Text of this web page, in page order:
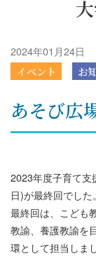
2024年01月24日
イベント
お
あそび広
2023年度子育て支
日)が最終回でした。
最終回は、こども
教諭、養護教諭を
環として担当しま